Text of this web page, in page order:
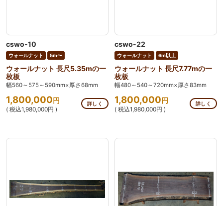
cswo-10
ウォールナット 5m〜
ウォールナット 長尺5.35mの一
枚板
幅560～575～590mm×厚さ68mm
1,800,000円
( 税込1,980,000円 )
詳しく
cswo-22
ウォールナット 6m以上
ウォールナット 長尺7.77mの一
枚板
幅480～540～720mm×厚さ83mm
1,800,000円
( 税込1,980,000円 )
詳しく